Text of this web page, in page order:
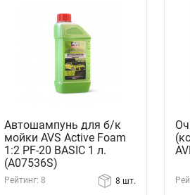
Автошампунь для б/к
мойки AVS Active Foam
1:2 PF-20 BASIC 1 л.
(A07536S)
Рейтинг: 8 8 шт.